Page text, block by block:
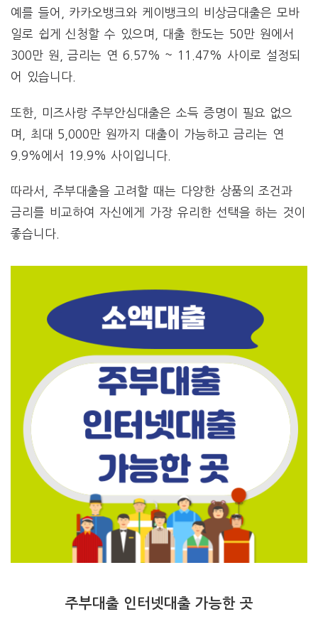
예를 들어, 카카오뱅크와 케이뱅크의 비상금대출은 모바
일로 쉽게 신청할 수 있으며, 대출 한도는 50만 원에서
300만 원, 금리는 연 6.57% ~ 11.47% 사이로 설정되
어 있습니다.
또한, 미즈사랑 주부안심대출은 소득 증명이 필요 없으
며, 최대 5,000만 원까지 대출이 가능하고 금리는 연
9.9%에서 19.9% 사이입니다​.
따라서, 주부대출을 고려할 때는 다양한 상품의 조건과
금리를 비교하여 자신에게 가장 유리한 선택을 하는 것이
좋습니다.
주부대출 인터넷대출 가능한 곳